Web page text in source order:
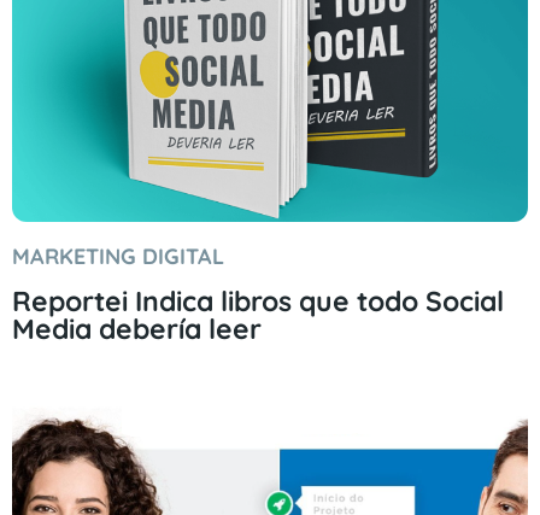
MARKETING DIGITAL
Reportei Indica libros que todo Social
Media debería leer